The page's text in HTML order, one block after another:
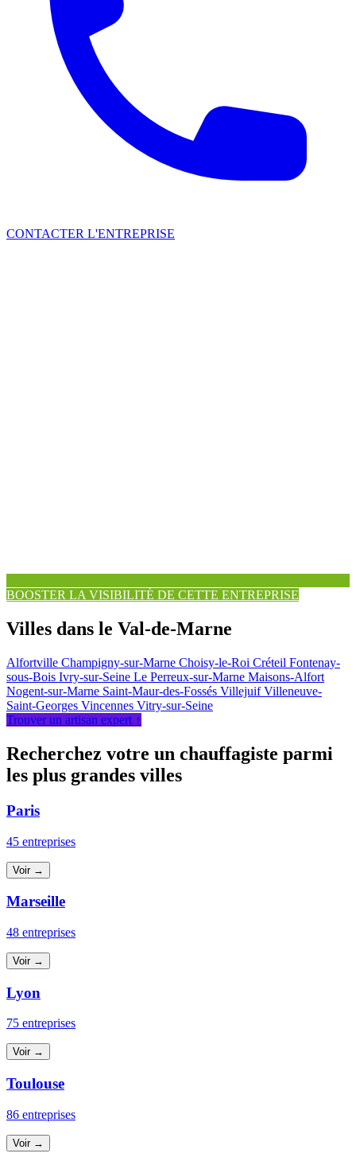
CONTACTER L'ENTREPRISE
BOOSTER LA VISIBILITÉ DE CETTE ENTREPRISE
Villes dans le Val-de-Marne
Alfortville Champigny-sur-Marne Choisy-le-Roi Créteil Fontenay-
sous-Bois Ivry-sur-Seine Le Perreux-sur-Marne Maisons-Alfort
Nogent-sur-Marne Saint-Maur-des-Fossés VillejuifVilleneuve-
Saint-Georges Vincennes Vitry-sur-Seine
Trouver un artisan expert ↑
Recherchez votre un chauffagiste parmi
les plus grandes villes
Paris
45 entreprises
Voir →
Marseille
48 entreprises
Voir →
Lyon
75 entreprises
Voir →
Toulouse
86 entreprises
Voir →